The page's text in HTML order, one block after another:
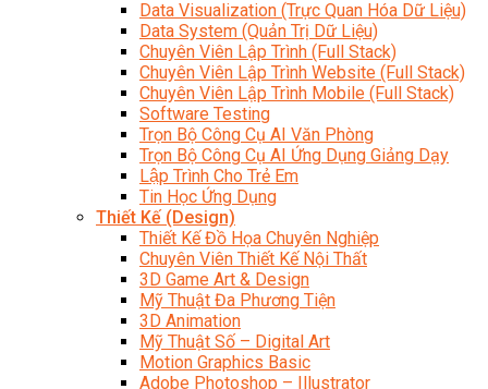
Data Visualization (Trực Quan Hóa Dữ Liệu)
Data System (Quản Trị Dữ Liệu)
Chuyên Viên Lập Trình (Full Stack)
Chuyên Viên Lập Trình Website (Full Stack)
Chuyên Viên Lập Trình Mobile (Full Stack)
Software Testing
Trọn Bộ Công Cụ AI Văn Phòng
Trọn Bộ Công Cụ AI Ứng Dụng Giảng Dạy
Lập Trình Cho Trẻ Em
Tin Học Ứng Dụng
Thiết Kế (Design)
Thiết Kế Đồ Họa Chuyên Nghiệp
Chuyên Viên Thiết Kế Nội Thất
3D Game Art & Design
Mỹ Thuật Đa Phương Tiện
3D Animation
Mỹ Thuật Số – Digital Art
Motion Graphics Basic
Adobe Photoshop – Illustrator